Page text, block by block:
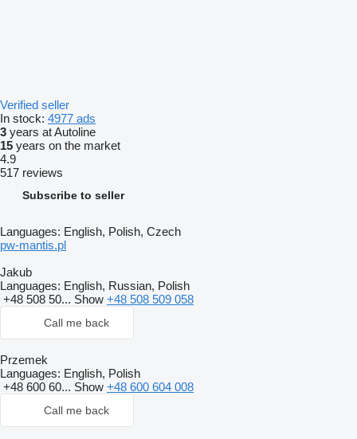
Verified seller
In stock: 4977 ads
3 years at Autoline
15 years on the market
4.9
517 reviews
Subscribe to seller
Languages: English, Polish, Czech
pw-mantis.pl
Jakub
Languages: English, Russian, Polish
+48 508 50... Show +48 508 509 058
Call me back
Przemek
Languages: English, Polish
+48 600 60... Show +48 600 604 008
Call me back